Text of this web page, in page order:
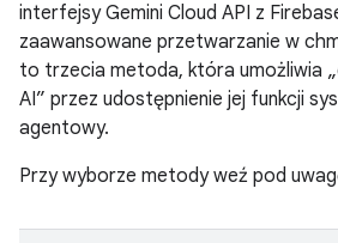
interfejsy Gemini Cloud API z
zaawansowane przetwarzanie w
to trzecia metoda, która umożliwia
AI” przez udostępnienie jej funkcji
agentowy.
Przy wyborze metody weź pod